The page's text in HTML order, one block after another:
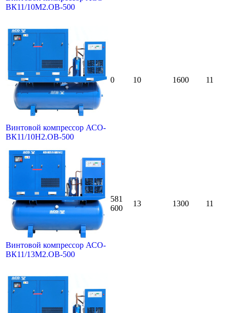
ВК11/10М2.ОВ-500
Винтовой компрессор АСО-
ВК11/10Н2.ОВ-500
0 10 1600 11
Винтовой компрессор АСО-
ВК11/13М2.ОВ-500
581
600
13 1300 11